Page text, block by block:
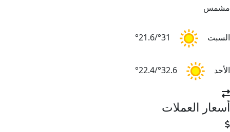
مشمس
السبت 31°/21.6°
الأحد 32.6°/22.4°
أسعار العملات